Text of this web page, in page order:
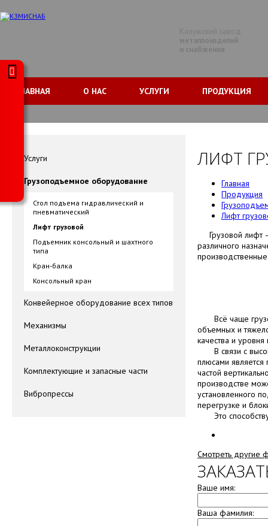
ГЛАВНАЯ О НАС УСЛУГИ ПРОДУКЦИЯ
Услуги
Грузоподъемное оборудование
Стол подъема гидравлический и
пневматический
Лифт грузовой
Подъемник консольный и шахтного
типа
Кран-балка
Консольный кран
Конвейерное оборудование всех типов
Механизмы
Металлоконструкции
Комплектующие и запасные части
Вибропрессы
ЛИФТ
Главная
Продукция
Лифт
Грузовой лифт
различного
Всё чаще
объемных и
качества и
В связи с
плюсами
частой
производстве
установленного
перегрузке и
Это
Смотреть другие
Ваше имя:
Ваша фамилия: